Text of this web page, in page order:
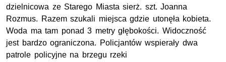
dzielnicowa ze Starego Miasta sierż. szt. Joanna
Rozmus. Razem szukali miejsca gdzie utonęła kobieta.
Woda ma tam ponad 3 metry głębokości. Widoczność
jest bardzo ograniczona. Policjantów wspierały dwa
patrole policyjne na brzegu rzeki